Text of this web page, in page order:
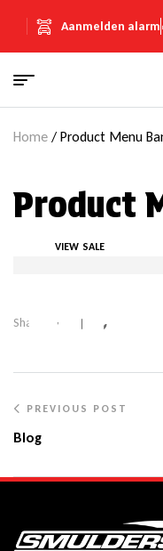
Aanmelden alarm
Home / Product Menu
Product
OFF
VIEW SALE
Share: Facebook
TwitterLinkedin
Google+
PREVIOUS POST
Blog